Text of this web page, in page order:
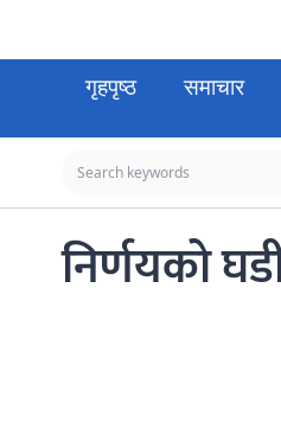
गृहपृष्ठ समाचार
निर्णयको